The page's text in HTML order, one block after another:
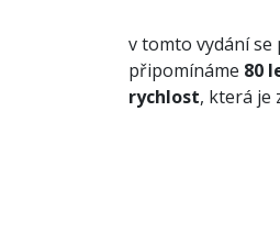
v tomto vydání se
připomínáme 80
rychlost, která je